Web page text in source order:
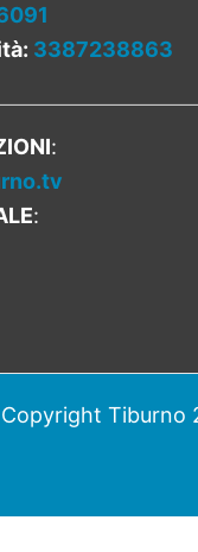
3387238863
:
:
Tiburno